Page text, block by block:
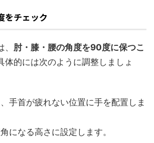
をチェック
肘・膝・腰の角度を90度に保つこ
体的には次のように調整しましょ
手首が疲れない位置に手を配置しま
になる高さに設定します。